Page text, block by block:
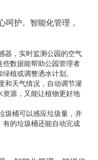
呵护。智能化管理，
器，实时监测公园的空气
数据能帮助公园管理者
植或调整洒水计划。
和天气情况，自动调节灌
源，又能让植物更好地
圾桶可以感应垃圾量，并
的垃圾桶还能自动完成